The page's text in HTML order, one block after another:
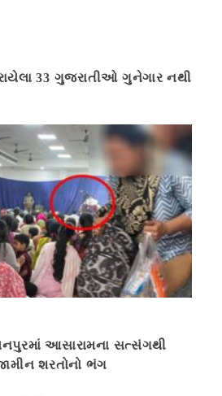
33 ગુજરાતીઓ ગુનેગાર નથી
આસારામના સત્સંગથી
શરતોનો ભંગ